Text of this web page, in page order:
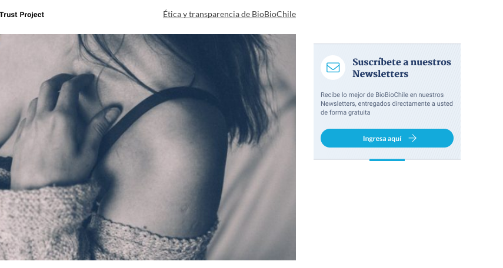
Ética y transparencia de BioBioChile